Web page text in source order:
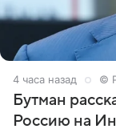
4 часа назад ©
Бутман
Россию на